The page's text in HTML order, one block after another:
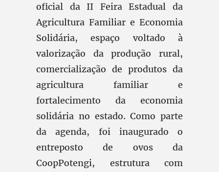
oficial da II Feira Estadual da
Agricultura Familiar e Economia
Solidária, espaço voltado à
valorização da produção rural,
comercialização de produtos da
agricultura familiar e
fortalecimento da economia
solidária no estado. Como parte
da agenda, foi inaugurado o
entreposto de ovos da
CoopPotengi, estrutura com